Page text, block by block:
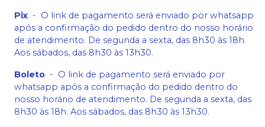
Pix - O link de pagamento será enviado por whatsapp
após a confirmação do pedido dentro do nosso horário
de atendimento. De segunda a sexta, das 8h30 às 18h.
Aos sábados, das 8h30 às 13h30.
Boleto - O link de pagamento será enviado por
whatsapp após a confirmação do pedido dentro do
nosso horário de atendimento. De segunda a sexta, das
8h30 às 18h. Aos sábados, das 8h30 às 13h30.